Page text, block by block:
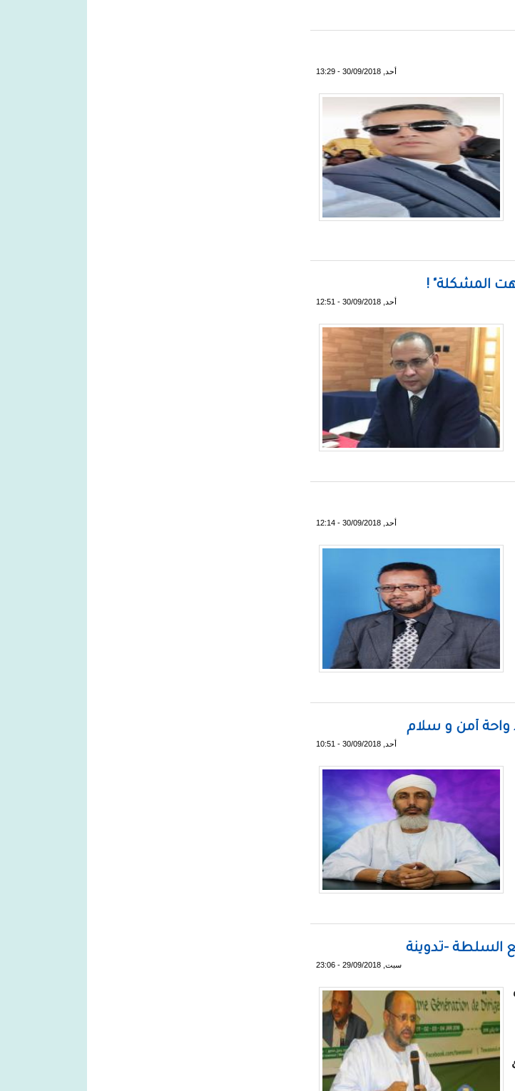
مجالات اقتصادية
أحد, 30/09/2018 - 13:29
المشكلة" !
أحد, 30/09/2018 - 12:51
المشكلة" !
أحد, 30/09/2018 - 12:14
واحة أمن و سلام
أحد, 30/09/2018 - 10:51
واحة أمن و سلام
السلطة -تدوينة
سبت, 29/09/2018 - 23:06